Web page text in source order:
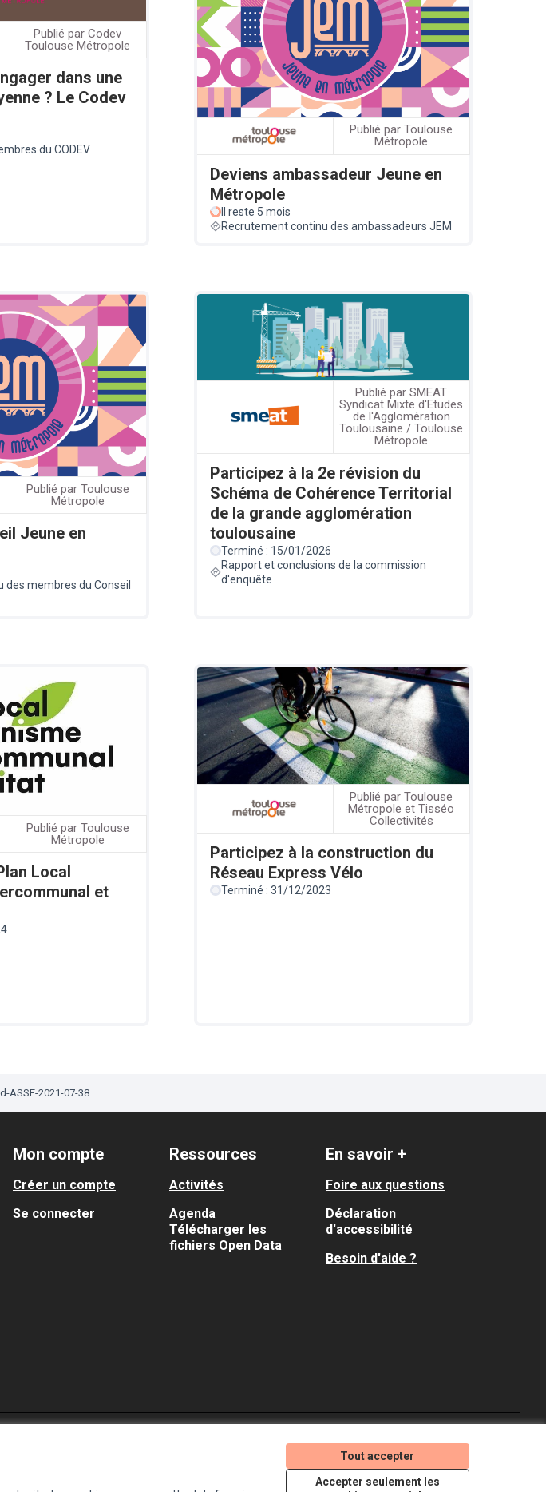
Tout accepter
Accepter seulement les
Publié par Codev
Toulouse Métropole
dans une
? Le Codev
du CODEV
Publié par Toulouse
Métropole
Deviens ambassadeur Jeune en
Métropole
Il reste 5 mois
Recrutement continu des ambassadeurs JEM
Publié par Toulouse
Métropole
Jeune en
des membres du Conseil
Publié par SMEAT
Syndicat Mixte d'Etudes
de l'Agglomération
Toulousaine / Toulouse
Métropole
Participez à la 2e révision du
Schéma de Cohérence Territorial
de la grande agglomération
toulousaine
Terminé : 15/01/2026
Rapport et conclusions de la commission
d'enquête
Publié par Toulouse
Métropole
Local
et
Publié par Toulouse
Métropole et Tisséo
Collectivités
Participez à la construction du
Réseau Express Vélo
Terminé : 31/12/2023
ASSE-2021-07-38
Mon compte
Créer un compte
Se connecter
Ressources
Activités
Agenda
Télécharger les
fichiers Open Data
En savoir +
Foire aux questions
Déclaration
d'accessibilité
Besoin d'aide ?
(Lien externe)
(Lien externe)
(Lien externe)